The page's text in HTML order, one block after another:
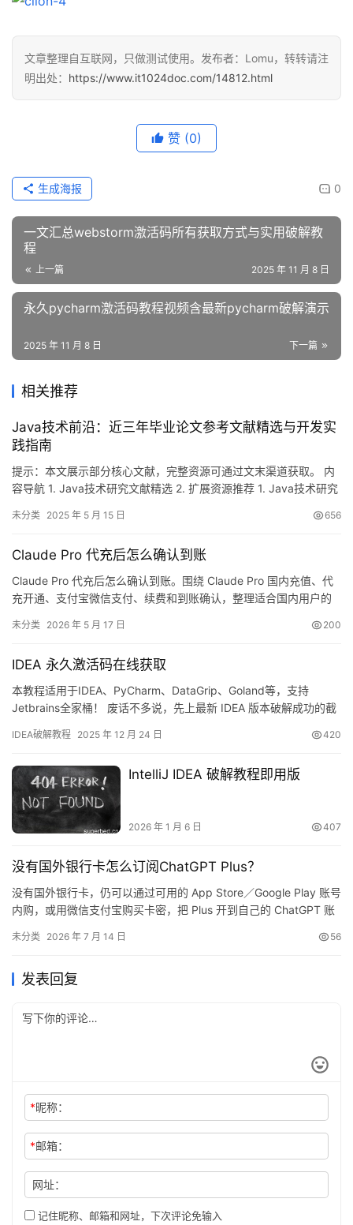
文章整理自互联网，只做测试使用。发布者：Lomu，转转请注
明出处： https://www.it1024doc.com/14812.html
赞 (0)
0
生成海报
一文汇总webstorm激活码所有获取方式与实用破解教
程
上一篇 2025 年 11 月 8 日
永久pycharm激活码教程视频含最新pycharm破解演示
下一篇
2025 年 11 月 8 日
相关推荐
Java技术前沿：近三年毕业论文参考文献精选与开发实
践指南
提示：本文展示部分核心文献，完整资源可通过文末渠道获取。 内
容导航 1. Java技术研究文献精选 2. 扩展资源推荐 1. Java技术研究
2024, 22(13): 39-41.[2] 李晖. 采用Java实现网络爬虫的关键技术
未分类 2025 年 5 月 15 日 656
Claude Pro 代充后怎么确认到账
Claude Pro 代充后怎么确认到账。围绕 Claude Pro 国内充值、代
充开通、支付宝微信支付、续费和到账确认，整理适合国内用户的
未分类 2026 年 5 月 17 日 200
IDEA 永久激活码在线获取
本教程适用于IDEA、PyCharm、DataGrip、Goland等，支持
Jetbrains全家桶！ 废话不多说，先上最新 IDEA 版本破解成功的截
我就将通过图文的方式, 来详细讲解如何激活 IDEA至 2099 年。 当
统，什么…
IDEA破解教程 2025 年 12 月 24 日 420
IntelliJ IDEA 破解教程即用版
2026 年 1 月 6 日 407
没有国外银行卡怎么订阅ChatGPT Plus？
没有国外银行卡，仍可以通过可用的 App Store／Google Play 账号
内购，或用微信支付宝购买卡密，把 Plus 开到自己的 ChatGPT 账
未分类 2026 年 7 月 14 日 56
发表回复
*昵称：
*邮箱：
网址：
记住昵称、邮箱和网址，下次评论免输入